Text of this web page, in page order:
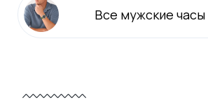
Все мужские часы